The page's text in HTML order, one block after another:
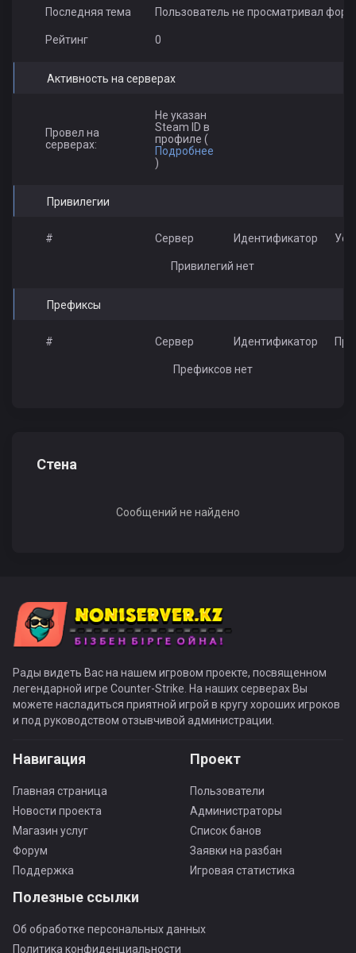
Последняя тема Пользователь не просматривал
Рейтинг 0
Активность на серверах
Провел на
серверах:
Не указан
Steam ID в
профиле (
Подробнее
)
Привилегии
# Сервер Идентификатор
Привилегий нет
Префиксы
# Сервер Идентификатор
Префиксов нет
Стена
Сообщений не найдено
Рады видеть Вас на нашем игровом проекте, посвященном
легендарной игре Counter-Strike. На наших серверах Вы
можете насладиться приятной игрой в кругу хороших игроков
и под руководством отзывчивой администрации.
Навигация
Главная страница
Новости проекта
Магазин услуг
Форум
Поддержка
Проект
Пользователи
Администраторы
Список банов
Заявки на разбан
Игровая статистика
Полезные ссылки
Об обработке персональных данных
Политика конфиденциальности